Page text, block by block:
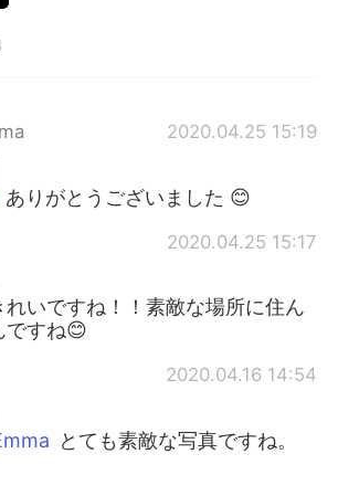
2020.04.25 15:19
ありがとうございました 😊
2020.04.25 15:17
れいですね！！素敵な場所に住ん
ですね😊
2020.04.16 14:54
とても素敵な写真ですね。